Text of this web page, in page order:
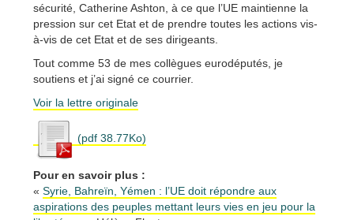
sécurité, Catherine Ashton, à ce que l’UE maintienne la
pression sur cet Etat et de prendre toutes les actions vis-
à-vis de cet Etat et de ses dirigeants.
Tout comme 53 de mes collègues eurodéputés, je
soutiens et j’ai signé ce courrier.
Voir la lettre originale
(pdf 38.77Ko)
Pour en savoir plus :
« Syrie, Bahreïn, Yémen : l’UE doit répondre aux
aspirations des peuples mettant leurs vies en jeu pour la